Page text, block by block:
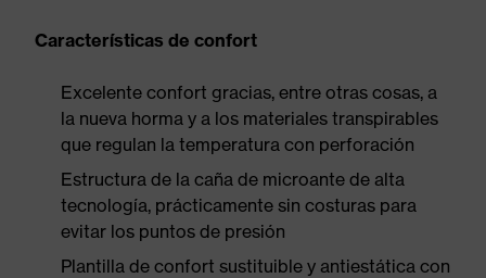
Características de confort
Excelente confort gracias, entre otras cosas, a
la nueva horma y a los materiales transpirables
que regulan la temperatura con perforación
Estructura de la caña de microante de alta
tecnología, prácticamente sin costuras para
evitar los puntos de presión
Plantilla de confort sustituible y antiestática con